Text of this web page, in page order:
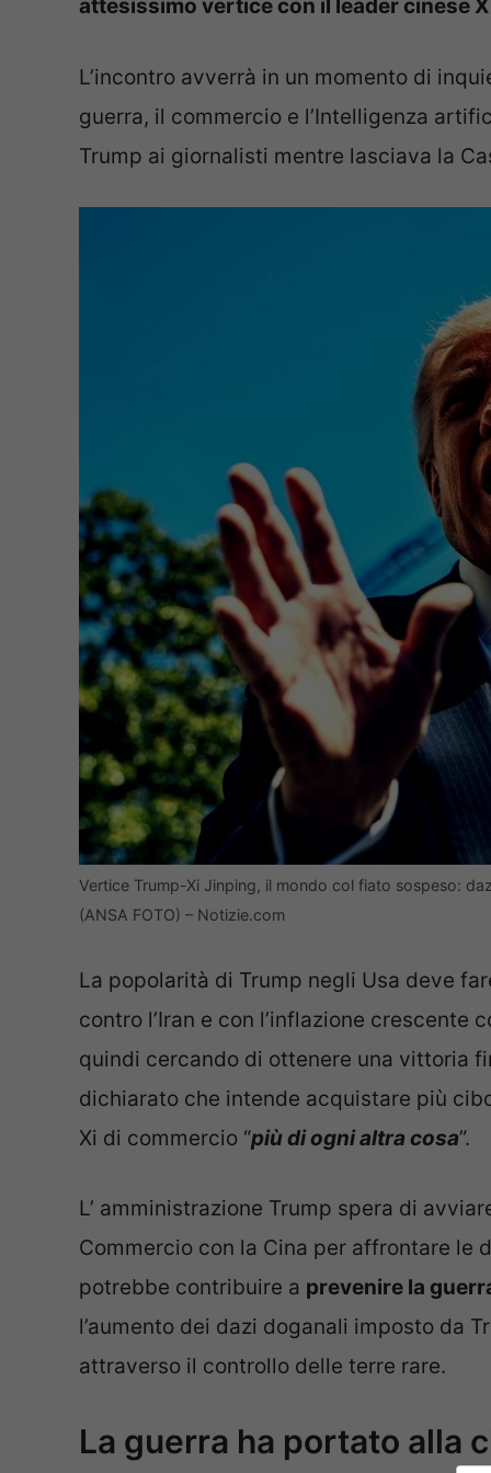
attesissimo vertice con il leader cinese
L’incontro avverrà in un momento di
guerra, il commercio e l’Intelligenza
Trump ai giornalisti mentre lasciava la
Vertice Trump-Xi Jinping, il mondo col fiato sospeso:
(ANSA FOTO) – Notizie.com
La popolarità di Trump negli Usa deve
contro l’Iran e con l’inflazione
quindi cercando di ottenere una vittoria
dichiarato che intende acquistare più
Xi di commercio “più di ogni altra cosa”.
L’ amministrazione Trump spera di
Commercio con la Cina per affrontare le
potrebbe contribuire a prevenire la
l’aumento dei dazi doganali imposto da
attraverso il controllo delle terre rare.
La guerra ha portato alla